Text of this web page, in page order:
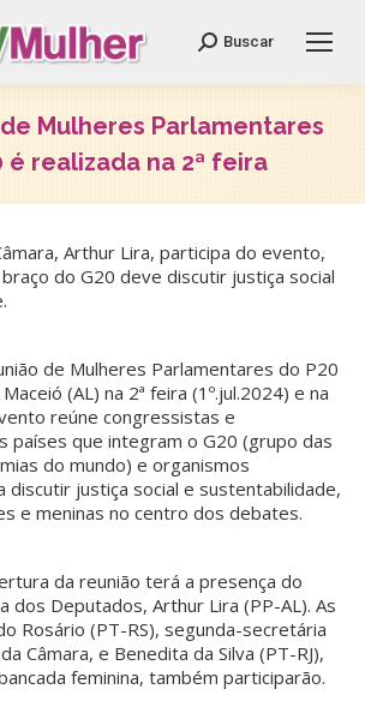
Search:
Buscar
Mulheres Parlamentares
é realizada na 2ª feira
Arthur Lira, participa do evento,
do G20 deve discutir justiça social
de Mulheres Parlamentares do P20
(AL) na 2ª feira (1º.jul.2024) e na
reúne congressistas e
países que integram o G20 (grupo das
do mundo) e organismos
discutir justiça social e sustentabilidade,
e meninas no centro dos debates.
da reunião terá a presença do
dos Deputados, Arthur Lira (PP-AL). As
Rosário (PT-RS), segunda-secretária
Câmara, e Benedita da Silva (PT-RJ),
feminina, também participarão.